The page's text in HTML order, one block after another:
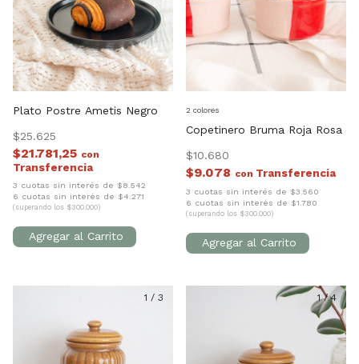
Plato Postre Ametis Negro
$25.625
$21.781,25 con
3 cuotas sin interés de $8.542
6 cuotas sin interés de $4.271
(superando los $300.000)
Copetinero Bruma Roja Rosa
$10.680
$9.078 con
3 cuotas sin interés de $3.560
6 cuotas sin interés de $1.780
(superando los $300.000)
2 colores
1 / 3 1/4